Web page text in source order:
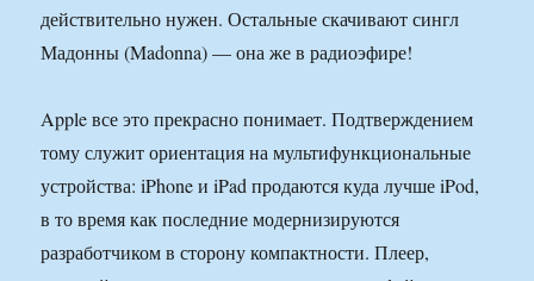
действительно нужен. Остальные скачивают сингл
Мадонны (Madonna) — она же в радиоэфире!
Apple все это прекрасно понимает. Подтверждением
тому служит ориентация на мультифункциональные
устройства: iPhone и iPad продаются куда лучше iPod,
в то время как последние модернизируются
разработчиком в сторону компактности. Плеер,